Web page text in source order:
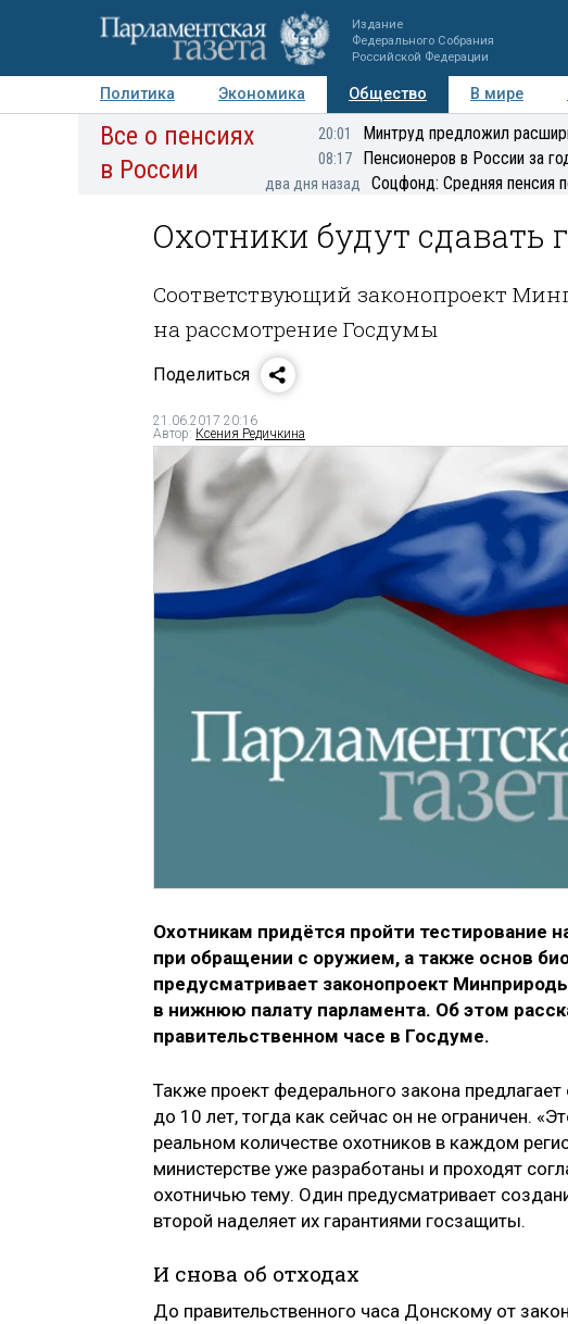
Издание
Федерального Собрания
Российской Федерации
Политика Экономика Общество В мире
Авторы Персоны Мнения Регионы
Все о пенсиях
в России
20:01 Минтруд предложил
08:17 Пенсионеров в России за
два дня назад Соцфонд: Средняя пенсия
Охотники будут сдавать
Соответствующий законопроект
на рассмотрение Госдумы
Поделиться
21.06.2017 20:16
Автор: Ксения Редичкина
Охотникам придётся пройти тестирование
при обращении с оружием, а также основ
предусматривает законопроект
в нижнюю палату парламента. Об этом
правительственном часе в Госдуме.
Также проект федерального закона
до 10 лет, тогда как сейчас он не ограничен.
реальном количестве охотников в каждом
министерстве уже разработаны и проходят
охотничью тему. Один предусматривает
второй наделяет их гарантиями госзащиты.
И снова об отходах
До правительственного часа Донскому от